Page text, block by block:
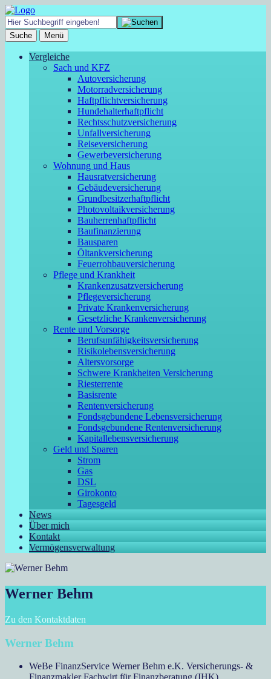
Suche Menü
Vergleiche
Sach und KFZ
Autoversicherung
Motorradversicherung
Haftpflichtversicherung
Hundehalterhaftpflicht
Rechtsschutzversicherung
Unfallversicherung
Reiseversicherung
Gewerbeversicherung
Wohnung und Haus
Hausratversicherung
Gebäudeversicherung
Grundbesitzerhaftpflicht
Photovoltaikversicherung
Bauherrenhaftpflicht
Baufinanzierung
Bausparen
Öltankversicherung
Feuerrohbauversicherung
Pflege und Krankheit
Krankenzusatzversicherung
Pflegeversicherung
Private Krankenversicherung
Gesetzliche Krankenversicherung
Rente und Vorsorge
Berufs­unfähigkeitsversicherung
Risikolebensversicherung
Altersvorsorge
Schwere Krankheiten Versicherung
Riesterrente
Basisrente
Rentenversicherung
Fondsgebundene Lebensversicherung
Fondsgebundene Rentenversicherung
Kapitallebensversicherung
Geld und Sparen
Strom
Gas
DSL
Girokonto
Tagesgeld
News
Über mich
Kontakt
Vermögensverwaltung
Werner Behm
Zu den Kontaktdaten
Werner Behm
WeBe FinanzService Werner Behm e.K. Versicherungs- &